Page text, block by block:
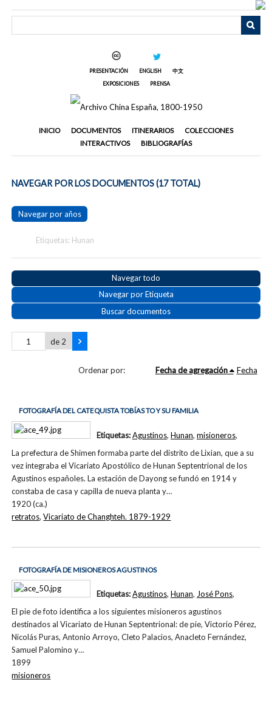
PRESENTACIÓN ENGLISH
中文
EXPOSICIONES
PRENSA
INICIO DOCUMENTOS ITINERARIOS
COLECCIONES
INTERACTIVOS
BIBLIOGRAFÍAS
NAVEGAR POR LOS DOCUMENTOS (17 TOTAL)
Navegar por años
Etiquetas: Hunan
Navegar todo
Navegar por Etiqueta
Buscar documentos
de 2
Ordenar por: Fecha de agregación Fecha
FOTOGRAFÍA DEL CATEQUISTA TOBÍAS TO Y SU FAMILIA
La prefectura de Shimen formaba parte del distrito de Lixian, que a su
vez integraba el Vicariato Apostólico de Hunan Septentrional de los
Agustinos españoles. La estación de Dayong se fundó en 1914 y
constaba de casa y capilla de nueva planta y…
1920 (ca.)
Etiquetas:Agustinos, Hunan, misioneros,
retratos,Vicariato de Changhteh. 1879-1929
FOTOGRAFÍA DE MISIONEROS AGUSTINOS
El pie de foto identifica a los siguientes misioneros agustinos
destinados al Vicariato de Hunan Septentrional: de pie, Victorio Pérez,
Nicolás Puras, Antonio Arroyo, Cleto Palacios, Anacleto Fernández,
Samuel Palomino y…
1899
Etiquetas:Agustinos, Hunan, José Pons,
misioneros